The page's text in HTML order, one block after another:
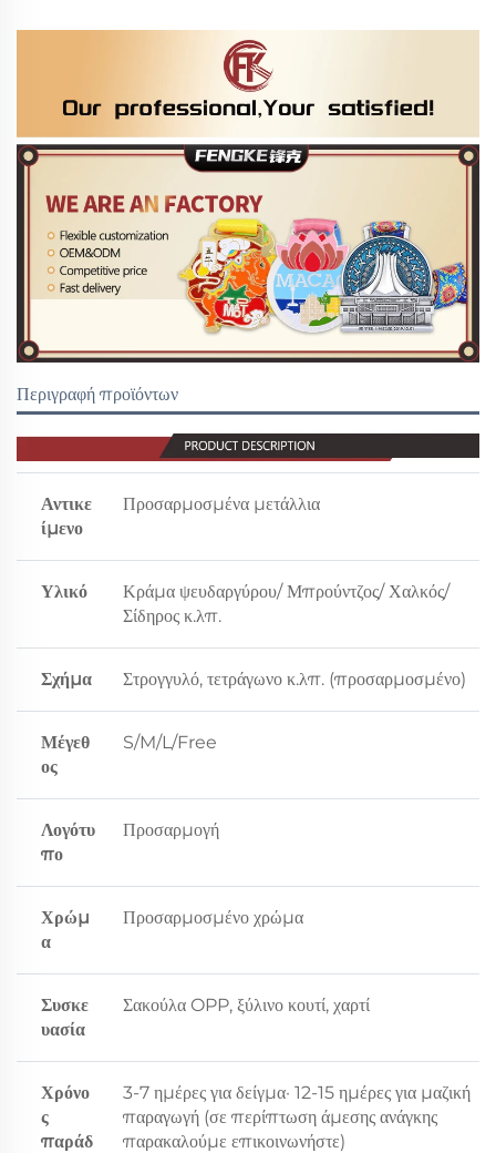
Περιγραφή προϊόντων
Αντικε
ίμενο
Προσαρμοσμένα μετάλλια
Υλικό
Κράμα ψευδαργύρου/ Μπρούντζος/ Χαλκός/
Σίδηρος κ.λπ.
Σχήμα Στρογγυλό, τετράγωνο κ.λπ. (προσαρμοσμένο)
Μέγεθ
ος
S/M/L/Free
Λογότυ
πο
Προσαρμογή
Χρώμ
α
Προσαρμοσμένο χρώμα
Συσκε
υασία
Σακούλα OPP, ξύλινο κουτί, χαρτί
Χρόνο
ς
παράδ
3-7 ημέρες για δείγμα· 12-15 ημέρες για μαζική
παραγωγή (σε περίπτωση άμεσης ανάγκης
παρακαλούμε επικοινωνήστε)